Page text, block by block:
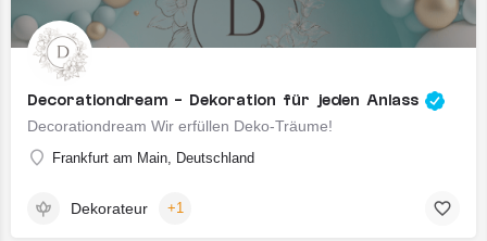
Decorationdream - Dekoration für jeden Anlass
Decorationdream Wir erfüllen Deko-Träume!
Frankfurt am Main, Deutschland
Dekorateur +1